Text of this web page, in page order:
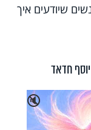
שיודעים איך
יוסף חדאד
🔇